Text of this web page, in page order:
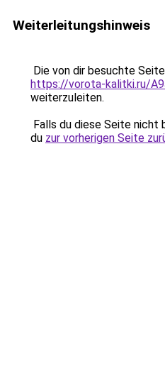
Weiterleitungshinweis
Die von dir besuchte
https://vorota-kalitki.ru/
weiterzuleiten.
Falls du diese Seite nicht
du zur vorherigen Seite